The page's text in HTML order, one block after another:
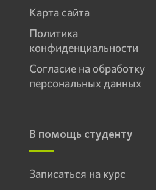
Карта сайта
Политика
конфиденциальности
Согласие на обработку
персональных данных
В помощь студенту
Записаться на курс